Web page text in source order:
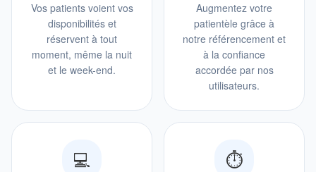
Vos patients voient vos
disponibilités et
réservent à tout
moment, même la nuit
et le week-end.
Augmentez votre
patientèle grâce à
notre référencement et
à la confiance
accordée par nos
utilisateurs.
💻 ⏱️